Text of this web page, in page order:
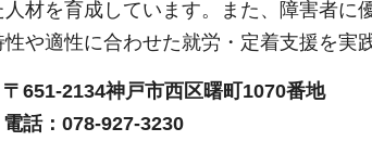
材を育成しています。また、障害者に
や適性に合わせた就労・定着支援を実
〒651-2134神戸市西区曙町1070番地
電話：078-927-3230